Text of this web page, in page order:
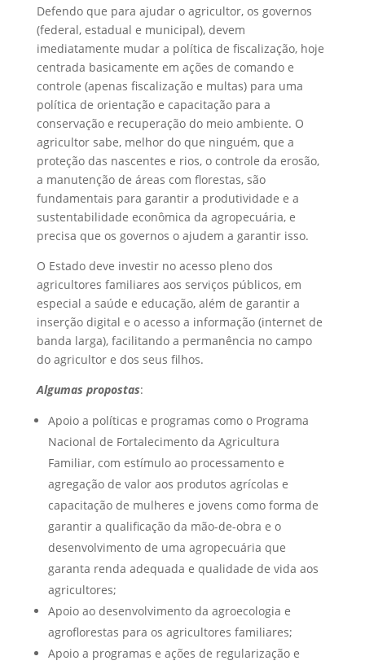
Defendo que para ajudar o agricultor, os governos
(federal, estadual e municipal), devem
imediatamente mudar a política de fiscalização, hoje
centrada basicamente em ações de comando e
controle (apenas fiscalização e multas) para uma
política de orientação e capacitação para a
conservação e recuperação do meio ambiente. O
agricultor sabe, melhor do que ninguém, que a
proteção das nascentes e rios, o controle da erosão,
a manutenção de áreas com florestas, são
fundamentais para garantir a produtividade e a
sustentabilidade econômica da agropecuária, e
precisa que os governos o ajudem a garantir isso.
O Estado deve investir no acesso pleno dos
agricultores familiares aos serviços públicos, em
especial a saúde e educação, além de garantir a
inserção digital e o acesso a informação (internet de
banda larga), facilitando a permanência no campo
do agricultor e dos seus filhos.
Algumas propostas:
Apoio a políticas e programas como o Programa
Nacional de Fortalecimento da Agricultura
Familiar, com estímulo ao processamento e
agregação de valor aos produtos agrícolas e
capacitação de mulheres e jovens como forma de
garantir a qualificação da mão-de-obra e o
desenvolvimento de uma agropecuária que
garanta renda adequada e qualidade de vida aos
agricultores;
Apoio ao desenvolvimento da agroecologia e
agroflorestas para os agricultores familiares;
Apoio a programas e ações de regularização e